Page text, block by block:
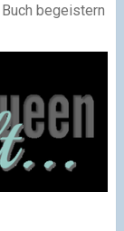
begeistern